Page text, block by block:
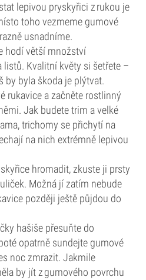
lepivou pryskyřici z rukou je
toho vezmeme gumové
usnadníme.
hodí větší množství
listů. Kvalitní květy si šetřete –
by byla škoda je plýtvat.
rukavice a začněte rostlinný
Jak budete trim a velké
trichomy se přichytí na
na nich extrémně lepivou
hromadit, zkuste ji prsty
Možná jí zatím nebude
později ještě půjdou do
hašiše přesuňte do
opatrně sundejte gumové
noc zmrazit. Jakmile
by jít z gumového povrchu